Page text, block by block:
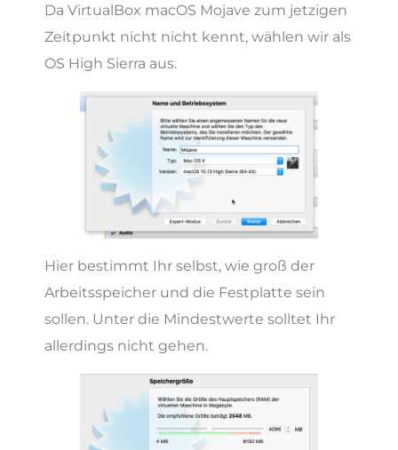
Da VirtualBox macOS Mojave zum jetzigen
Zeitpunkt nicht nicht kennt, wählen wir als
OS High Sierra aus.
Hier bestimmt Ihr selbst, wie groß der
Arbeitsspeicher und die Festplatte sein
sollen. Unter die Mindestwerte solltet Ihr
allerdings nicht gehen.